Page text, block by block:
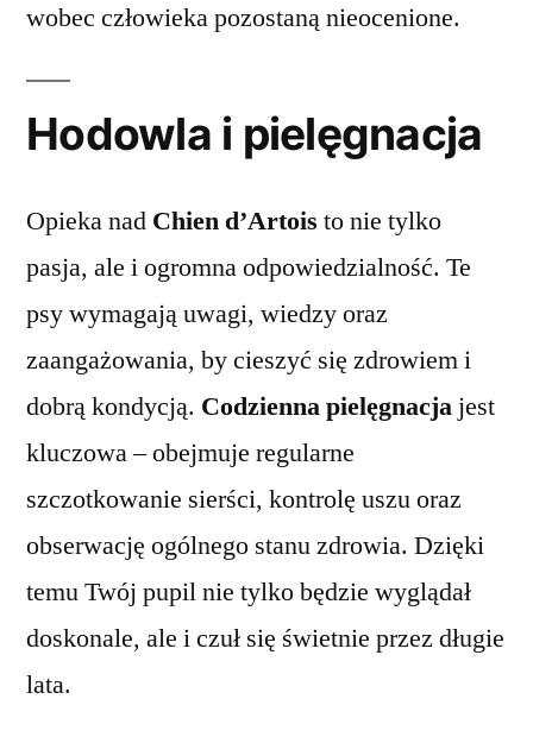
wobec człowieka pozostaną nieocenione.
Hodowla i pielęgnacja
Opieka nad Chien d’Artois to nie tylko
pasja, ale i ogromna odpowiedzialność. Te
psy wymagają uwagi, wiedzy oraz
zaangażowania, by cieszyć się zdrowiem i
dobrą kondycją. Codzienna pielęgnacja jest
kluczowa – obejmuje regularne
szczotkowanie sierści, kontrolę uszu oraz
obserwację ogólnego stanu zdrowia. Dzięki
temu Twój pupil nie tylko będzie wyglądał
doskonale, ale i czuł się świetnie przez długie
lata.